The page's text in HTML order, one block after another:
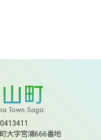
大字宮浦666番地